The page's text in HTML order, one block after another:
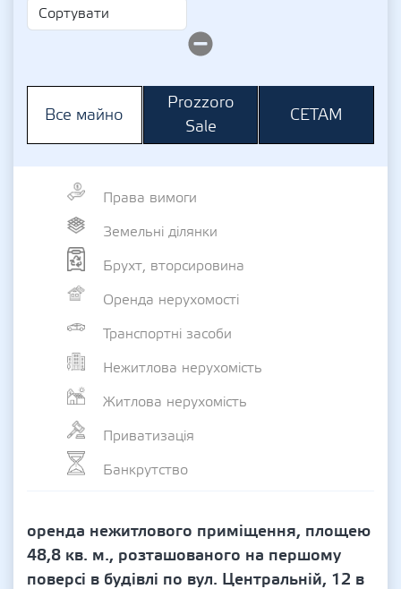
Все майно
Prozzoro
Sale
СЕТАМ
Права вимоги
Земельні ділянки
Брухт, вторсировина
Оренда нерухомості
Транспортні засоби
Нежитлова нерухомість
Житлова нерухомість
Приватизація
Банкрутство
оренда нежитлового приміщення, площею
48,8 кв. м., розташованого на першому
поверсі в будівлі по вул. Центральній, 12 в